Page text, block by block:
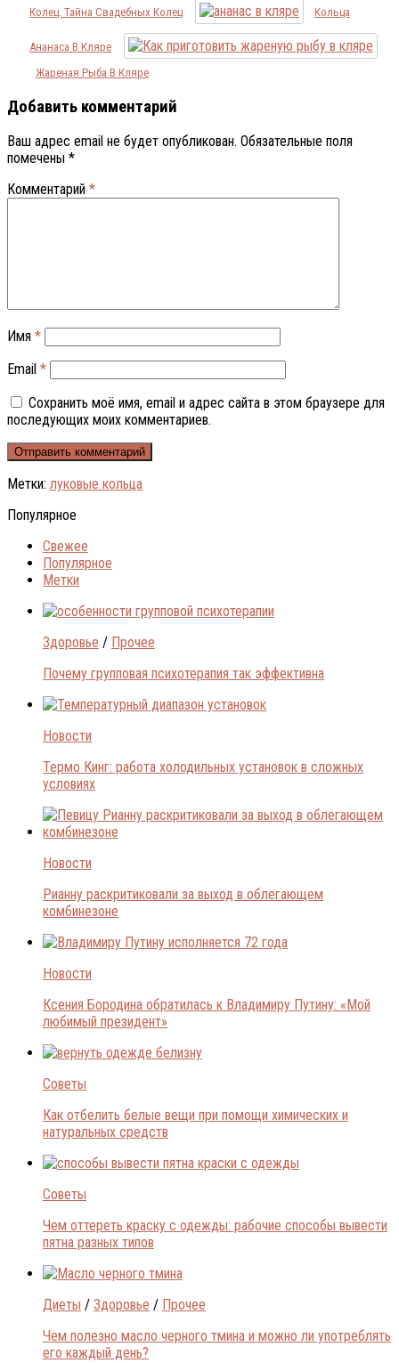
Колец. Тайна Свадебных Колец Кольца
Ананаса В Кляре
Жареная Рыба В Кляре
Добавить комментарий
Ваш адрес email не будет опубликован. Обязательные поля
помечены *
Комментарий *
Имя *
Email *
Сохранить моё имя, email и адрес сайта в этом браузере для
последующих моих комментариев.
Метки: луковые кольца
Популярное
Свежее
Популярное
Метки
Здоровье / Прочее
Почему групповая психотерапия так эффективна
Новости
Термо Кинг: работа холодильных установок в сложных
условиях
Новости
Рианну раскритиковали за выход в облегающем
комбинезоне
Новости
Ксения Бородина обратилась к Владимиру Путину: «Мой
любимый президент»
Советы
Как отбелить белые вещи при помощи химических и
натуральных средств
Советы
Чем оттереть краску с одежды: рабочие способы вывести
пятна разных типов
Диеты / Здоровье / Прочее
Чем полезно масло черного тмина и можно ли употреблять
его каждый день?